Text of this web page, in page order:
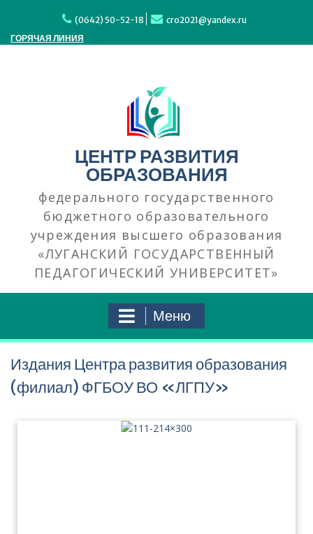
(0642) 50-52-18
cro2021@yandex.ru
ГОРЯЧАЯ ЛИНИЯ
ЦЕНТР РАЗВИТИЯ
ОБРАЗОВАНИЯ
федерального государственного
бюджетного образовательного
учреждения высшего образования
«ЛУГАНСКИЙ ГОСУДАРСТВЕННЫЙ
ПЕДАГОГИЧЕСКИЙ УНИВЕРСИТЕТ»
Меню
Издания Центра развития образования
(филиал) ФГБОУ ВО «ЛГПУ»